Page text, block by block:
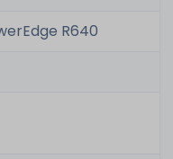
R640